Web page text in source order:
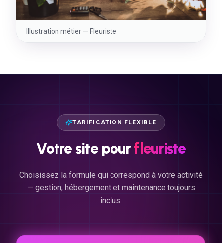
Illustration métier — Fleuriste
TARIFICATION FLEXIBLE
Votre site pourfleuriste
Choisissez la formule qui correspond à votre activité
— gestion, hébergement et maintenance toujours
inclus.